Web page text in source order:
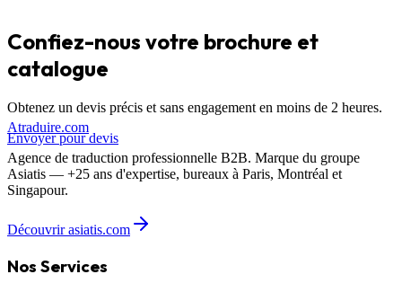
Confiez-nous votre brochure et
catalogue
Obtenez un devis précis et sans engagement en moins de 2 heures.
Envoyer pour devis
Atraduire.com
Agence de traduction professionnelle B2B. Marque du groupe
Asiatis — +25 ans d'expertise, bureaux à Paris, Montréal et
Singapour.
Découvrir asiatis.com
Nos Services